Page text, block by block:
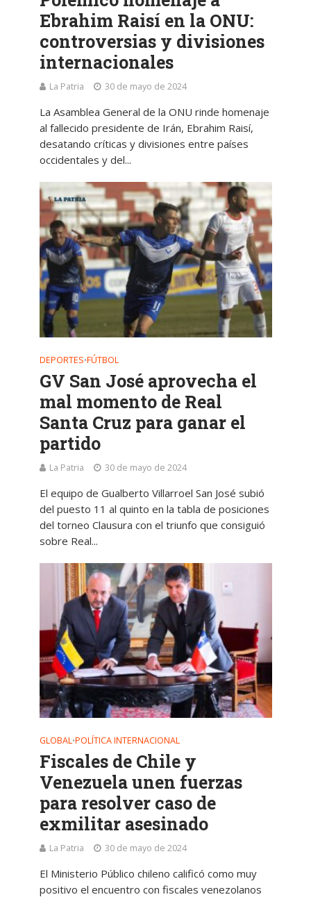
Ebrahim Raisí en la ONU:
controversias y divisiones
internacionales
La Patria 30 de mayo de 2024
La Asamblea General de la ONU rinde homenaje
al fallecido presidente de Irán, Ebrahim Raisí,
desatando críticas y divisiones entre países
occidentales y del...
DEPORTES•FÚTBOL
GV San José aprovecha el
mal momento de Real
Santa Cruz para ganar el
partido
La Patria 30 de mayo de 2024
El equipo de Gualberto Villarroel San José subió
del puesto 11 al quinto en la tabla de posiciones
del torneo Clausura con el triunfo que consiguió
sobre Real...
GLOBAL•POLÍTICA INTERNACIONAL
Fiscales de Chile y
Venezuela unen fuerzas
para resolver caso de
exmilitar asesinado
La Patria 30 de mayo de 2024
El Ministerio Público chileno calificó como muy
positivo el encuentro con fiscales venezolanos